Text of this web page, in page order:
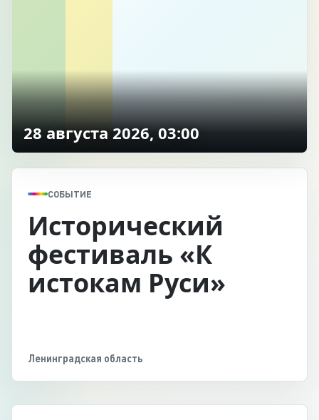
28 августа 2026, 03:00
СОБЫТИЕ
Исторический
фестиваль «К
истокам Руси»
Ленинградская область